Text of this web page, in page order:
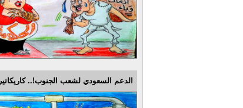
الدعم السعودي لشعب الجنوب!.. كاريكاتير